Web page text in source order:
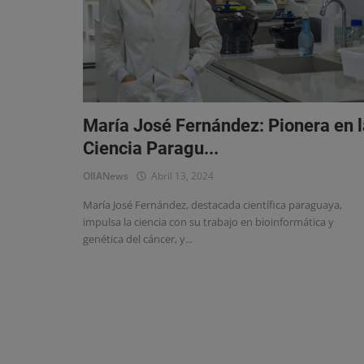
María José Fernández: Pionera en
Ciencia Paragu...
OlIANews Abril 13, 2024
María José Fernández, destacada científica paraguaya,
impulsa la ciencia con su trabajo en bioinformática y
genética del cáncer, y...